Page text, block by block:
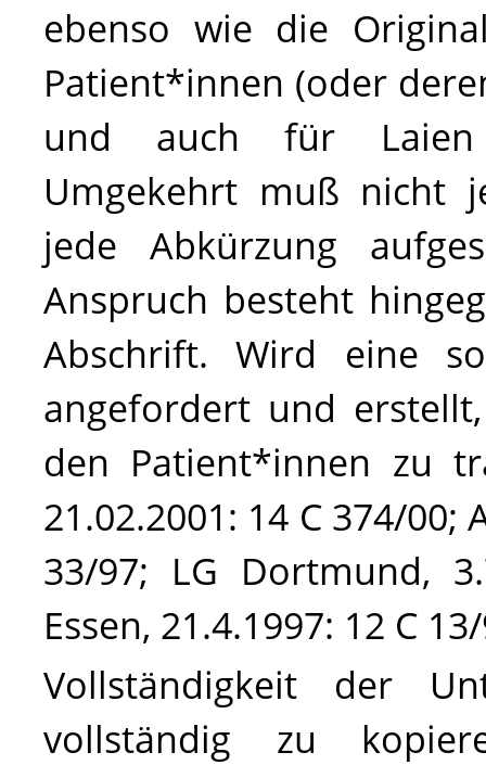
ebenso wie die
Patient*innen (oder
und auch für Laien
Umgekehrt muß nicht
jede Abkürzung
Anspruch besteht
Abschrift. Wird eine
angefordert und
den Patient*innen zu
21.02.2001: 14 C 374/00;
33/97; LG Dortmund,
Essen, 21.4.1997: 12 C
Vollständigkeit der
vollständig zu